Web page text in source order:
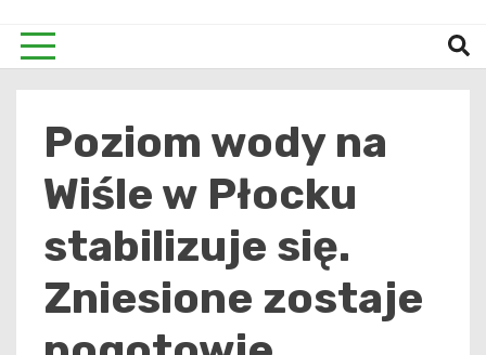
Poziom wody na
Wiśle w Płocku
stabilizuje się.
Zniesione zostaje